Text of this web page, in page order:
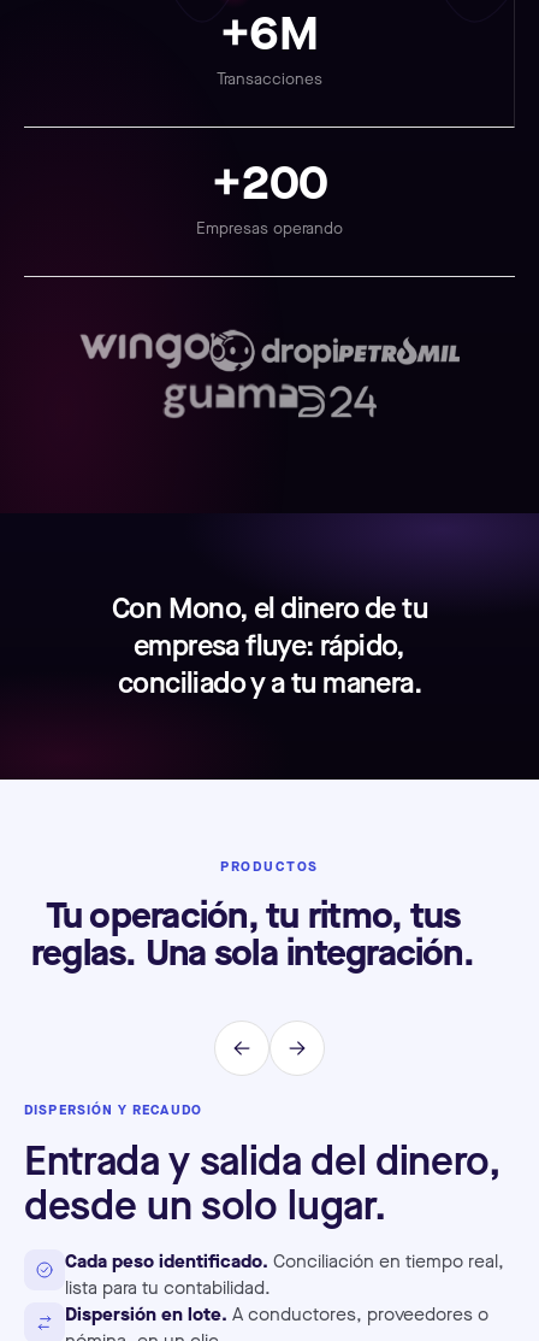
+6M
Transacciones
+200
Empresas operando
Con Mono, el dinero de tu
empresa fluye: rápido,
conciliado y a tu manera.
PRODUCTOS
Tu operación, tu ritmo, tus
reglas. Una sola integración.
DISPERSIÓN Y RECAUDO
Entrada y salida del dinero,
desde un solo lugar.
Cada peso identificado. Conciliación en tiempo real,
lista para tu contabilidad.
Dispersión en lote. A conductores, proveedores o